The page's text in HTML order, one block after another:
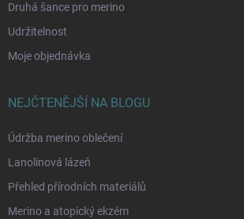
Druhá šance pro merino
Udržitelnost
Moje objednávka
NEJČTENĚJŠÍ NA BLOGU
Údržba merino oblečení
Lanolinová lázeň
Přehled přírodních materiálů
Merino a atopický ekzém